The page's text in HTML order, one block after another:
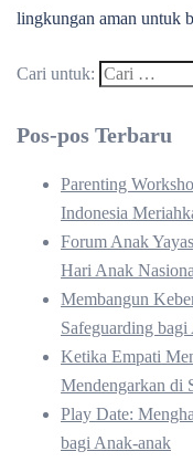
lingkungan aman untuk
Cari untuk:
Pos-pos Terbaru
Parenting
Indonesia
Forum Anak
Hari Anak
Membangun
Safeguarding
Ketika Empati
Mendengarkan di
Play Date:
bagi Anak-anak